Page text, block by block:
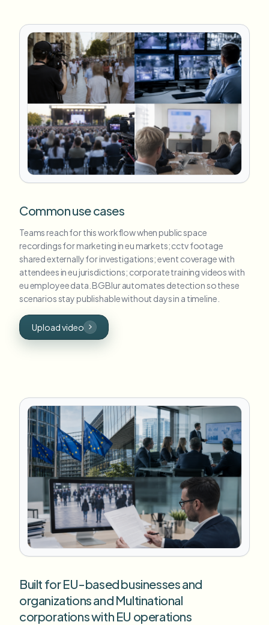
Common use cases
Teams reach for this workflow when public space
recordings for marketing in eu markets; cctv footage
shared externally for investigations; event coverage with
attendees in eu jurisdictions; corporate training videos with
eu employee data. BGBlur automates detection so these
scenarios stay publishable without days in a timeline.
Upload video
Built for EU-based businesses and
organizations and Multinational
corporations with EU operations